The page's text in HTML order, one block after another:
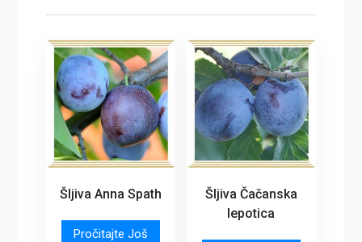
Šljiva Anna Spath
Pročitajte Još
Šljiva Čačanska
lepotica